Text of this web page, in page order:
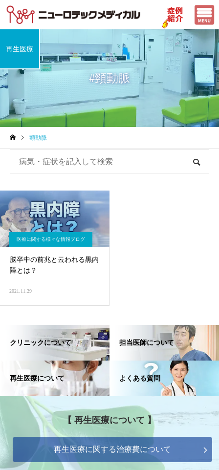
#頸動脈
再生医療
頸動脈
医療に関する様々な情報ブログ
脳卒中の前兆と云われる黒内
障とは？
2021.11.29
クリニックについて 担当医師について
再生医療について よくある質問
【 再生医療について 】
再生医療に関する治療費について